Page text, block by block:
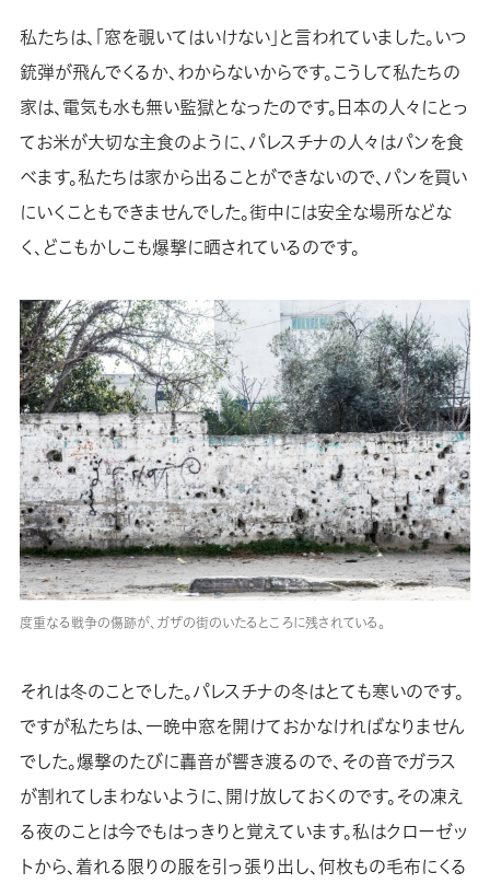
私たちは、「窓を覗いてはいけない」と言われていました。いつ
銃弾が飛んでくるか、わからないからです。こうして私たちの
家は、電気も水も無い監獄となったのです。日本の人々にとっ
てお米が大切な主食のように、パレスチナの人々はパンを食
べます。私たちは家から出ることができないので、パンを買い
にいくこともできませんでした。街中には安全な場所などな
く、どこもかしこも爆撃に晒されているのです。
度重なる戦争の傷跡が、ガザの街のいたるところに残されている。
それは冬のことでした。パレスチナの冬はとても寒いのです。
ですが私たちは、一晩中窓を開けておかなければなりません
でした。爆撃のたびに轟音が響き渡るので、その音でガラス
が割れてしまわないように、開け放しておくのです。その凍え
る夜のことは今でもはっきりと覚えています。私はクローゼッ
トから、着れる限りの服を引っ張り出し、何枚もの毛布にくる